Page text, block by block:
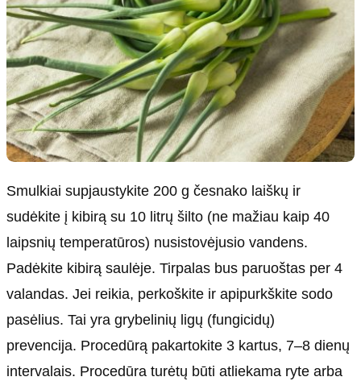
Smulkiai supjaustykite 200 g česnako laiškų ir
sudėkite į kibirą su 10 litrų šilto (ne mažiau kaip 40
laipsnių temperatūros) nusistovėjusio vandens.
Padėkite kibirą saulėje. Tirpalas bus paruoštas per 4
valandas. Jei reikia, perkoškite ir apipurkškite sodo
pasėlius. Tai yra grybelinių ligų (fungicidų)
prevencija. Procedūrą pakartokite 3 kartus, 7–8 dienų
intervalais. Procedūra turėtų būti atliekama ryte arba